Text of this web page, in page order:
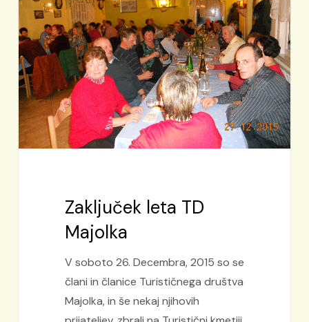
Majolka
Zaključek leta TD
Majolka
V soboto 26. Decembra, 2015 so se
člani in članice Turističnega društva
Majolka, in še nekaj njihovih